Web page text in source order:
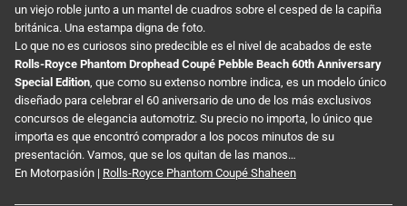
un viejo roble junto a un mantel de cuadros sobre el cesped de la capiña
británica. Una estampa digna de foto.
Lo que no es curiosos sino predecible es el nivel de acabados de este
Rolls-Royce Phantom Drophead Coupé Pebble Beach 60th Anniversary
Special Edition, que como su extenso nombre indica, es un modelo único
diseñado para celebrar el 60 aniversario de uno de los más exclusivos
concursos de elegancia automotriz. Su precio no importa, lo único que
importa es que encontró comprador a los pocos minutos de su
presentación. Vamos, que se los quitan de las manos…
En Motorpasión | Rolls-Royce Phantom Coupé Shaheen